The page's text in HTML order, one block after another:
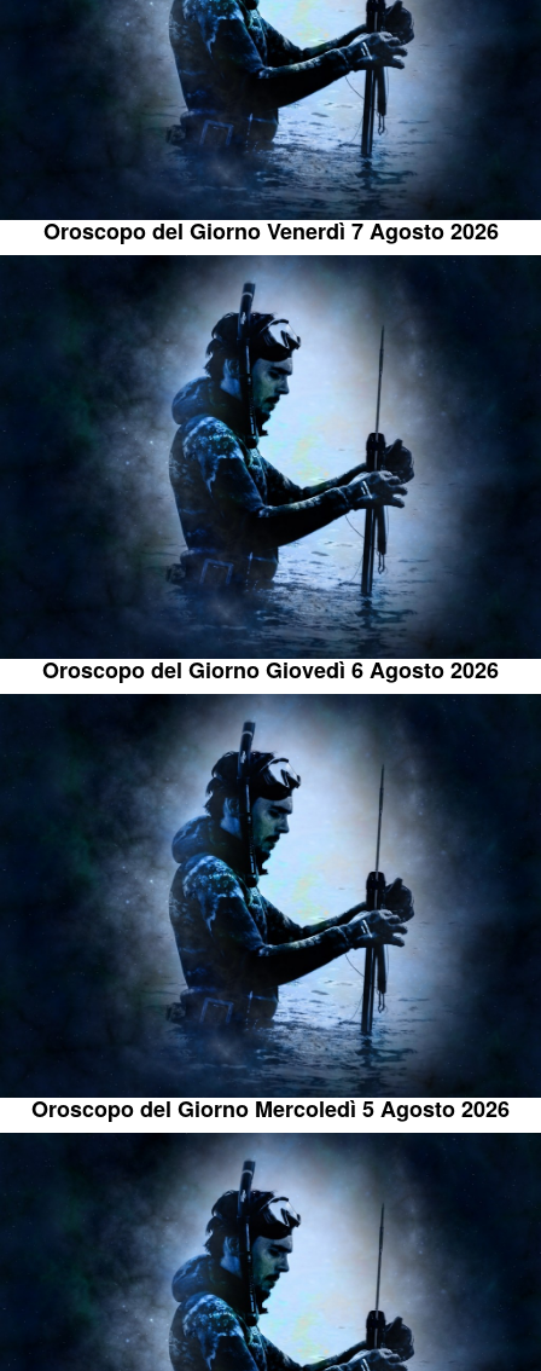
Oroscopo del Giorno Venerdì 7 Agosto 2026
Oroscopo del Giorno Giovedì 6 Agosto 2026
Oroscopo del Giorno Mercoledì 5 Agosto 2026